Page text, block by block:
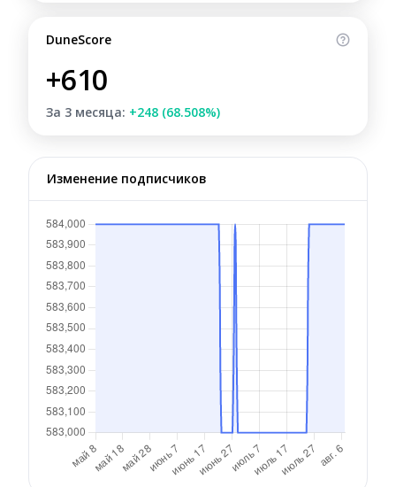
DuneScore
+610
За 3 месяца: +248 (68.508%)
Изменение подписчиков